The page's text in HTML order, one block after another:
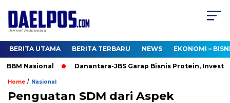
BERITA UTAMA BERITA TERBARU NEWS EKONOMI –
Nasional Danantara-JBS Garap Bisnis Protein, Investasi
Home / Nasional
Penguatan SDM dari Aspek